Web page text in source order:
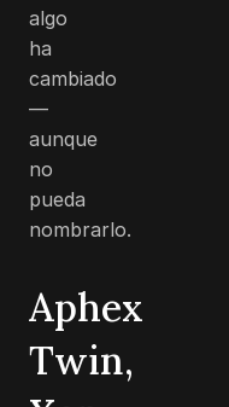
algo
ha
cambiado
—
aunque
no
pueda
nombrarlo.
Aphex
Twin,